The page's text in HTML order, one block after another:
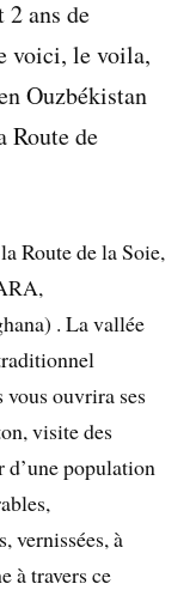
2 ans de
voici, le voila,
Ouzbékistan
Route de
Route de la Soie,
. La vallée
vous ouvrira ses
visite des
d’une population
vernissées, à
à travers ce